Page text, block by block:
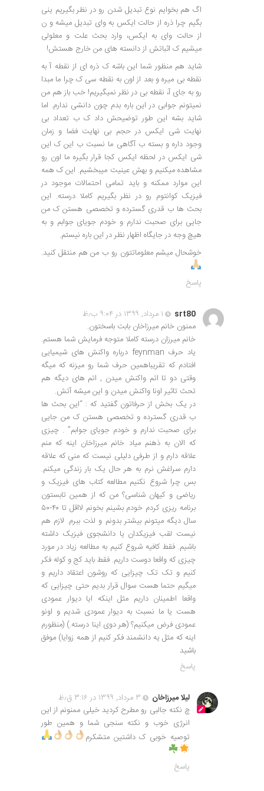
اگ هم بخوایم نوع تبدیل شدن رو در نظر بگیریم ینی
بگیم چرا ذره از حالت ایکس به وای تبدیل میشه و ن
از حالت وای به ایکس، وارد بحث علت و معلولی
میشیم ک اثباتش از دانسته های من خارج هستش!
شاید هم منظور شما این باشه ک ذره ای از نقطه آ به
نقطه بی میره و بعد از اون به نقطه سی ک چرا ما مبدا
رو به جای آ، نقطه بی در نظر نمیگیریم! خب باز هم من
نمیتونم جوابی در این باره بدم چون دانشی ندارم. اما
شاید بشه این طور توضیحش داد ک ب تعداد بی
نهایت شی ایکس در حجم بی نهایت فضا و زمان
وجود داره و بسته ب آگاهی ما نسبت ب این ک این
شی ایکس در لحظه ایکس کجا قرار بگیره ما اون رو
مشاهده میکنیم و بهش عینیت میبخشیم. این ک همه
این موارد ممکنه و باید تمامی احتمالات موجود در
فیزیک کوانتوم رو در نظر بگیریم کاملا درسته. این
بحث ها ب قدری گسترده و تخصصی هستن ک من
جایی برای صحبت ندارم و خودم جویای جوابم و به
هیچ وجه در جایگاه اظهار نظر در این باره نیستم.
خوشحال میشم معلوماتتون رو ب من هم منتقل کنید.
پاسخ
srt80
۱ مرداد, ۱۳۹۹ در ۹:۰۴ ب٫ظ
ممنون خانم میرزاخان بابت باسختون.
خانم میرزان درسته کاملا متوجه فرمایش شما هستم.
یاد حرف feynman درباره واکنش های شیمیایی
افتادم که تقریباهمین حرف شما رو میزنه که میگه
وقتی دو تا اتم واکنش میدن , اتم های دیگه هم
تحث تاثیر اونا واکنش میدن و این میشه آتش.
در یک بخش از حرفاتون گفتید که : “این بحث ها
ب قدری گسترده و تخصصی هستن ک من جایی
برای صحبت ندارم و خودم جویای جوابم” . چیزی
که الان به ذهنم میاد خانم میرزاخان اینه که منم
علاقه دارم و از طرفی دلیلی نیست که منی که علاقه
دارم سراغش نرم به هر حال یک بار زندگی میکنم.
بس چرا شروع نکنیم مطالعه کتاب های فیزیک و
ریاضی و کیهان شناسی؟ من که از همین تابستون
برنامه ریزی کردم خودم بشینم بخونم لااقل تا ۴۰-۵۰
سال دیگه میتونم بیشتر بدونم و لذت ببرم. لازم هم
نیست لقب فیزیکدان یا دانشجوی فیزیک داشته
باشیم. فقط کافیه شروع کنیم به مطالعه زیاد در مورد
چیزی که واقعا دوست داریم. فقط باید کج و کوله فکر
کنیم و تک تک چیزایی که روشون اعتقاد داریم و
میگیم حتما هست سوال قرار بدیم حتی چیزایی که
واقعا اطمینان داریم مثل اینکه ایا دیوار عمودی
هست یا ما نسبت به دیوار عمودی شدیم و اونو
عمودی فرض میکنیم؟ (هر دوی اینا درسته.) (منظورم
اینه که مثل یه دانشمند فکر کنیم از همه زوایا) موفق
باشید
پاسخ
لیلا میرزاخان
۳ مرداد, ۱۳۹۹ در ۳:۱۶ ق٫ظ
چ نکته جالبی رو مطرح کردید خیلی ممنونم از این
انرژی خوب و نکته سنجی شما و همین طور
توصیه خوبی ک داشتین متشکرم
پاسخ